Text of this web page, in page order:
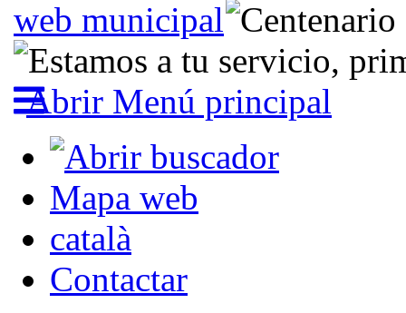
Abrir Menú principal
Mapa web
català
Contactar